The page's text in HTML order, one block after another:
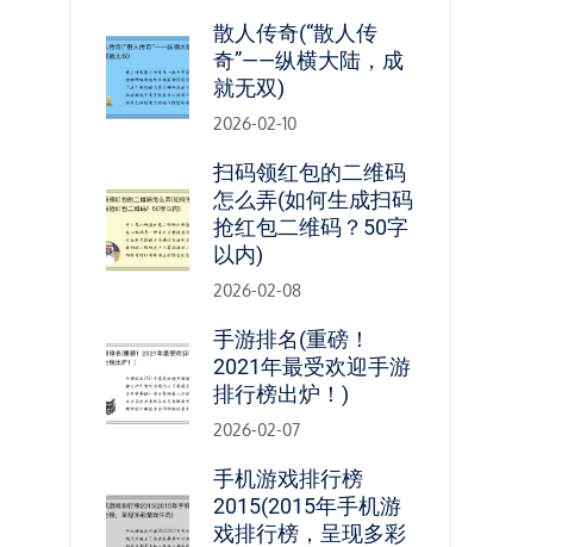
散人传奇(“散人传
奇”——纵横大陆，成
就无双)
2026-02-10
扫码领红包的二维码
怎么弄(如何生成扫码
抢红包二维码？50字
以内)
2026-02-08
手游排名(重磅！
2021年最受欢迎手游
排行榜出炉！)
2026-02-07
手机游戏排行榜
2015(2015年手机游
戏排行榜，呈现多彩